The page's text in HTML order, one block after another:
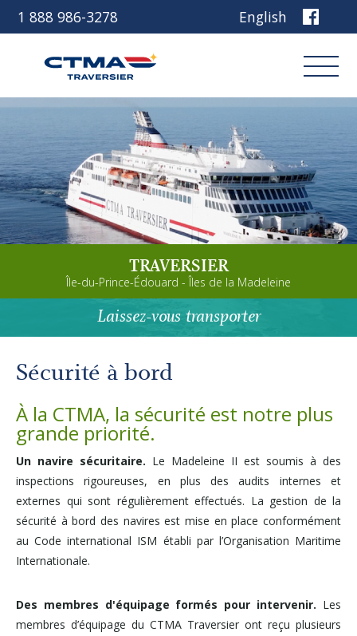
1 888 986-3278 English
À propos
Carrières
Médias
Infolettre
Nous joindre
Découvrez notre navire
Planifiez votre voyage
Avant de partir
Autres services
Connexion
Réservez
TRAVERSIER
Île-du-Prince-Édouard - Îles de la Madeleine
Laissez-vous transporter
Sécurité à bord
À la CTMA, la sécurité est notre plus
grande priorité.
Un navire sécuritaire. Le Madeleine II est soumis à des
inspections rigoureuses, en plus des audits internes et
externes qui sont régulièrement effectués. La gestion de la
sécurité à bord des navires est mise en place conformément
au Code international ISM établi par l’Organisation Maritime
Internationale.
Des membres d'équipage formés pour intervenir. Les
membres d’équipage du CTMA Traversier ont reçu plusieurs